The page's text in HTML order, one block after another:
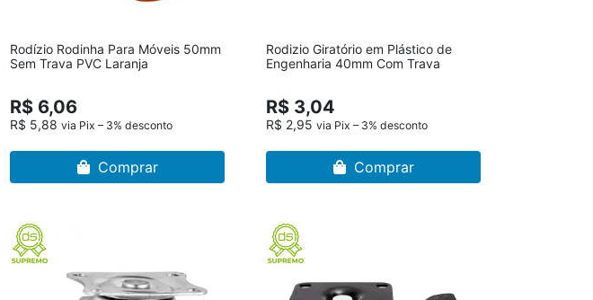
Rodízio Rodinha Para Móveis 50mm
Sem Trava PVC Laranja
R$ 6,06
R$ 5,88 via Pix – 3% desconto
Comprar
Rodizio Giratório em Plástico de
Engenharia 40mm Com Trava
R$ 3,04
R$ 2,95 via Pix – 3% desconto
Comprar